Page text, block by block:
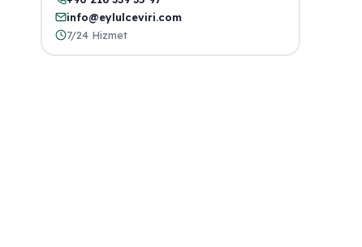
info@eylulceviri.com
7/24 Hizmet